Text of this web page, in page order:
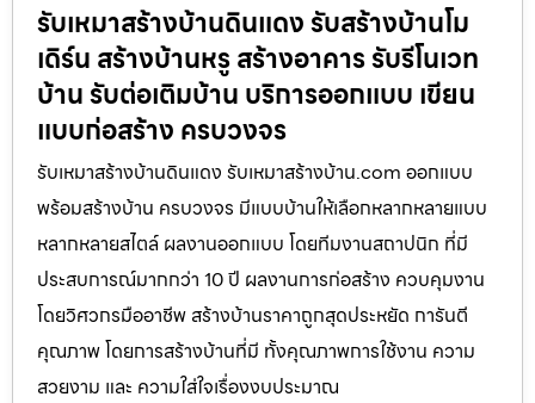
รับเหมาสร้างบ้านดินแดง รับสร้างบ้านโม
เดิร์น สร้างบ้านหรู สร้างอาคาร รับรีโนเวท
บ้าน รับต่อเติมบ้าน บริการออกแบบ เขียน
แบบก่อสร้าง ครบวงจร
รับเหมาสร้างบ้านดินแดง รับเหมาสร้างบ้าน.com ออกแบบ
พร้อมสร้างบ้าน ครบวงจร มีแบบบ้านให้เลือกหลากหลายแบบ
หลากหลายสไตล์ ผลงานออกแบบ โดยทีมงานสถาปนิก ที่มี
ประสบการณ์มากกว่า 10 ปี ผลงานการก่อสร้าง ควบคุมงาน
โดยวิศวกรมืออาชีพ สร้างบ้านราคาถูกสุดประหยัด การันตี
คุณภาพ โดยการสร้างบ้านที่มี ทั้งคุณภาพการใช้งาน ความ
สวยงาม และ ความใส่ใจเรื่องงบประมาณ